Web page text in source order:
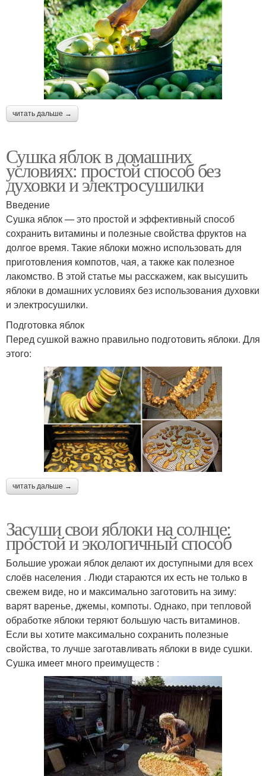
читать дальше →
Сушка яблок в домашних
условиях: простой способ без
духовки и электросушилки
Введение
Сушка яблок — это простой и эффективный способ
сохранить витамины и полезные свойства фруктов на
долгое время. Такие яблоки можно использовать для
приготовления компотов, чая, а также как полезное
лакомство. В этой статье мы расскажем, как высушить
яблоки в домашних условиях без использования духовки
и электросушилки.
Подготовка яблок
Перед сушкой важно правильно подготовить яблоки. Для
этого:
читать дальше →
Засуши свои яблоки на солнце:
простой и экологичный способ
Большие урожаи яблок делают их доступными для всех
слоёв населения . Люди стараются их есть не только в
свежем виде, но и максимально заготовить на зиму:
варят варенье, джемы, компоты. Однако, при тепловой
обработке яблоки теряют большую часть витаминов.
Если вы хотите максимально сохранить полезные
свойства, то лучше заготавливать яблоки в виде сушки.
Сушка имеет много преимуществ :